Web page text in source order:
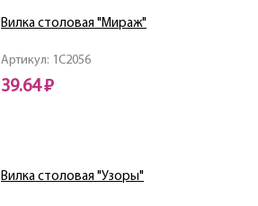
Артикул: 1C2056
Вилка столовая "Мираж"
39.64 ₽
Вилка столовая "Узоры"